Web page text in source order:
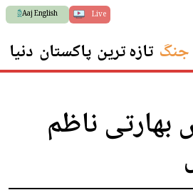
Live
Aaj English
جنگ تازہ ترین پاکستان دنیا
بھارتی ناظم